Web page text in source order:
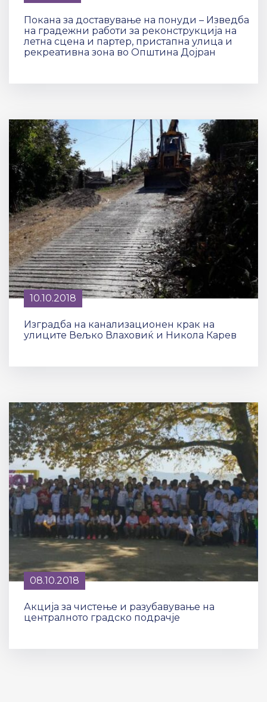
Покана за доставување на понуди – Изведба
на градежни работи за реконструкција на
летна сцена и партер, пристапна улица и
рекреативна зона во Општина Дојран
10.10.2018
Изградба на канализационен крак на
улиците Вељко Влаховиќ и Никола Карев
08.10.2018
Акција за чистење и разубавување на
централното градско подрачје